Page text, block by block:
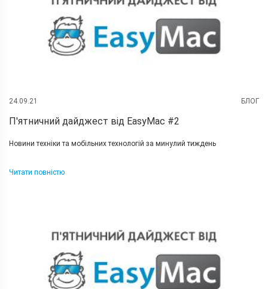
24.09.21 БЛОГ
П'ятничний дайджест від EasyMac #2
Новини техніки та мобільних технологій за минулий тиждень
Читати повністю